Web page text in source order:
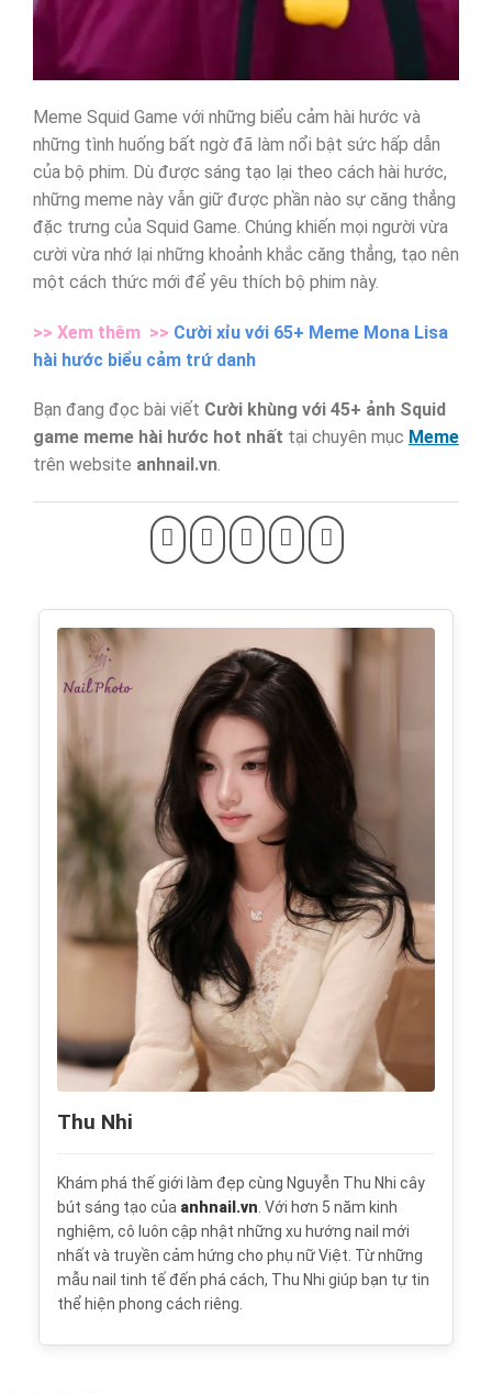
Meme Squid Game với những biểu cảm hài hước và
những tình huống bất ngờ đã làm nổi bật sức hấp dẫn
của bộ phim. Dù được sáng tạo lại theo cách hài hước,
những meme này vẫn giữ được phần nào sự căng thẳng
đặc trưng của Squid Game. Chúng khiến mọi người vừa
cười vừa nhớ lại những khoảnh khắc căng thẳng, tạo nên
một cách thức mới để yêu thích bộ phim này.
>> Xem thêm >> Cười xỉu với 65+ Meme Mona Lisa
hài hước biểu cảm trứ danh
Bạn đang đọc bài viết Cười khùng với 45+ ảnh Squid
game meme hài hước hot nhất tại chuyên mục Meme
trên website anhnail.vn.
Thu Nhi
Khám phá thế giới làm đẹp cùng Nguyễn Thu Nhi cây
bút sáng tạo của anhnail.vn . Với hơn 5 năm kinh
nghiệm, cô luôn cập nhật những xu hướng nail mới
nhất và truyền cảm hứng cho phụ nữ Việt. Từ những
mẫu nail tinh tế đến phá cách, Thu Nhi giúp bạn tự tin
thể hiện phong cách riêng.